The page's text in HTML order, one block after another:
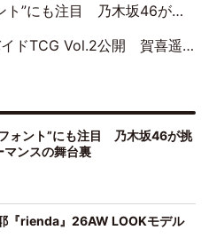
坂46が挑んだ書道パフォーマンスの舞台裏
賀喜遥香＆田村真佑が『京まふ』ステージに登壇
ォント”にも注目 乃木坂46が挑
マンスの舞台裏
『rienda』26AW LOOKモデル